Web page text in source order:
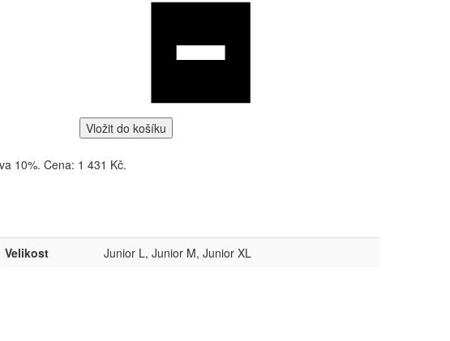
Vložit do košíku
10%. Cena: 1 431 Kč.
Velikost Junior L, Junior M, Junior XL